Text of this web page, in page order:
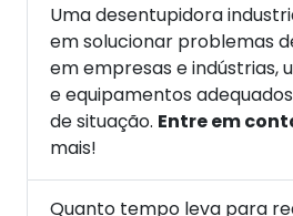
Uma desentupidora
em solucionar problemas
em empresas e indústrias,
e equipamentos
de situação. Entre em
mais!
Quanto tempo leva para